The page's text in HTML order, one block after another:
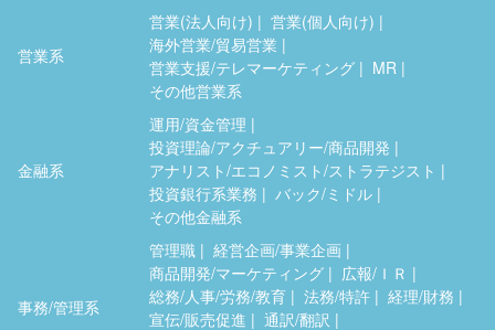
営業系
営業(法人向け)
営業(個人向け)
海外営業/貿易営業
営業支援/テレマーケティング
MR
その他営業系
金融系
運用/資金管理
投資理論/アクチュアリー/商品開発
アナリスト/エコノミスト/ストラテジスト
投資銀行系業務
バック/ミドル
その他金融系
事務/管理系
管理職
経営企画/事業企画
商品開発/マーケティング
広報/ＩＲ
総務/人事/労務/教育
法務/特許
経理/財務
宣伝/販売促進
通訳/翻訳